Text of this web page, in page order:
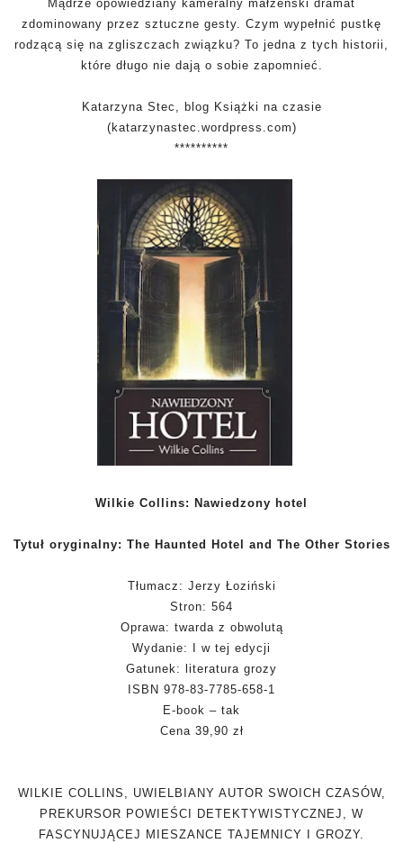
Mądrze opowiedziany kameralny małżeński dramat
zdominowany przez sztuczne gesty. Czym wypełnić pustkę
rodzącą się na zgliszczach związku? To jedna z tych historii,
które długo nie dają o sobie zapomnieć.
Katarzyna Stec, blog Książki na czasie
( katarzynastec.wordpress.com)
**********
Wilkie Collins: Nawiedzony hotel
Tytuł oryginalny: The Haunted Hotel and The Other Stories
Tłumacz: Jerzy Łoziński
Stron: 564
Oprawa: twarda z obwolutą
Wydanie: I w tej edycji
Gatunek: literatura grozy
ISBN 978-83-7785-658-1
E-book – tak
Cena 39,90 zł
WILKIE COLLINS, UWIELBIANY AUTOR SWOICH CZASÓW,
PREKURSOR POWIEŚCI DETEKTYWISTYCZNEJ, W
FASCYNUJĄCEJ MIESZANCE TAJEMNICY I GROZY.